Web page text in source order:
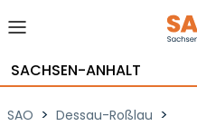
SACHSEN-ANHALT
SAO > Dessau-Roßlau >